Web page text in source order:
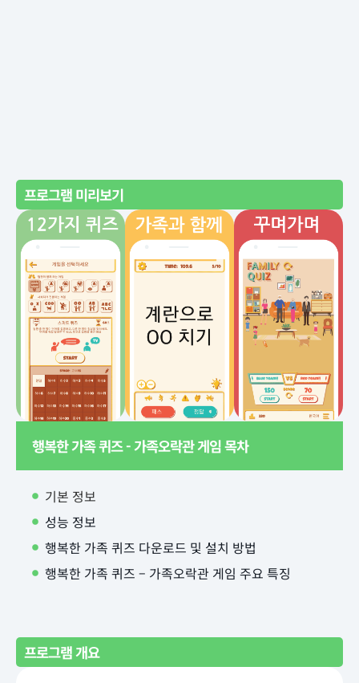
프로그램 미리보기
행복한 가족 퀴즈 - 가족오락관 게임 목차
기본 정보
성능 정보
행복한 가족 퀴즈 다운로드 및 설치 방법
행복한 가족 퀴즈 – 가족오락관 게임 주요 특징
프로그램 개요